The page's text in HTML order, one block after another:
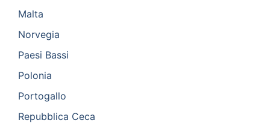
Malta
Norvegia
Paesi Bassi
Polonia
Portogallo
Repubblica Ceca